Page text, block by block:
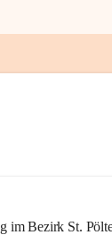
im Bezirk St.